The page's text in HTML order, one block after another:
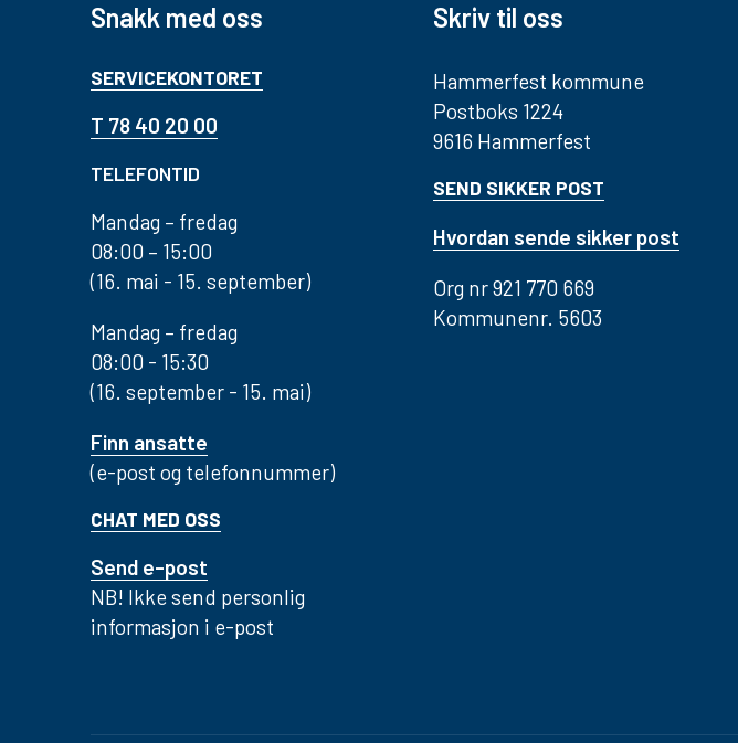
Snakk med oss
SERVICEKONTORET
T 78 40 20 00
TELEFONTID
Mandag – fredag
08:00 – 15:00
(16. mai - 15. september)
Mandag – fredag
08:00 - 15:30
(16. september - 15. mai)
Finn ansatte
(e-post og telefonnummer)
CHAT MED OSS
Send e-post
NB! Ikke send personlig
informasjon i e-post
Skriv til oss
Hammerfest kommune
Postboks 1224
9616 Hammerfest
SEND SIKKER POST
Hvordan sende sikker post
Org nr 921 770 669
Kommunenr. 5603